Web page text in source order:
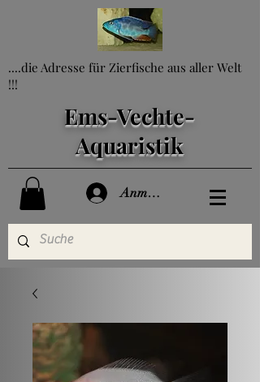
....die Adresse für Zierfische aus aller Welt
!!!
Ems-Vechte-
Aquaristik
Anmelden